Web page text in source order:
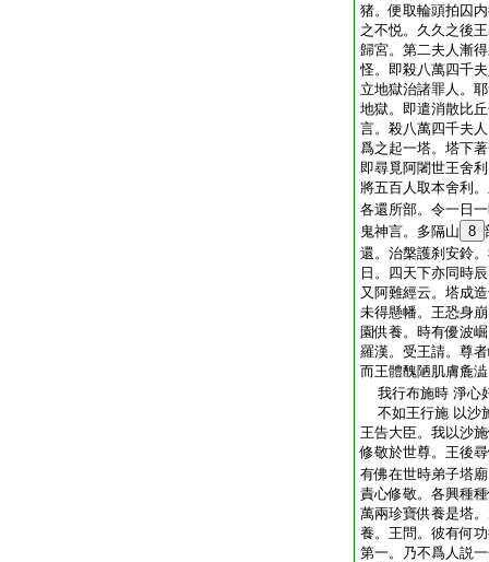
猪。便取輪頭拍囚
之不悦。久久之後
歸宮。第二夫人漸
怪。即殺八萬四千
立地獄治諸罪人。
地獄。即遣消散比
言。殺八萬四千夫
爲之起一塔。塔下
即尋覓阿闍世王舍
將五百人取本舍利
各還所部。令一日
鬼神言。多隔山 8
還。治槃護刹安鈴
日。四天下亦同時辰
又阿難經云。塔成
未得懸幡。王恐身
園供養。時有優波
羅漢。受王請。尊
而王體醜陋肌膚麁
我行布施時 淨心
不如王行施 以沙
王告大臣。我以沙
修敬於世尊。王後
有佛在世時弟子塔
責心修敬。各興種
萬兩珍寶供養是塔
養。王問。彼有何
第一。乃不爲人説